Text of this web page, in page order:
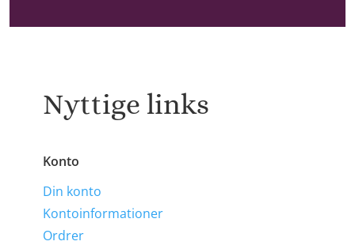
Nyttige links
Konto
Din konto
Kontoinformationer
Ordrer